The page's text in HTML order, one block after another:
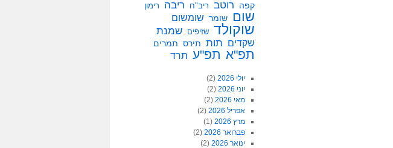
קפה
רוטב ריב"ח ריבה רימון
שום שומר שומשום
שוקולד שזיפים שמנת
שקדים תות תירס תמרים
תפ"א תפ"ע תרד
יולי 2026
(2)
יוני 2026
(2)
מאי 2026
(2)
אפריל 2026
(2)
מרץ 2026
(1)
פברואר 2026
(2)
ינואר 2026
(2)